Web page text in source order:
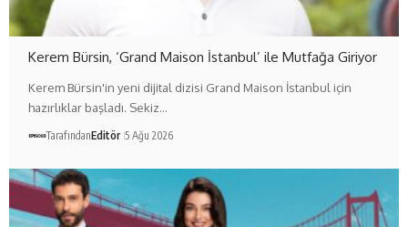
Kerem Bürsin, ‘Grand Maison İstanbul’ ile Mutfağa Giriyor
Kerem Bürsin'in yeni dijital dizisi Grand Maison İstanbul için
hazırlıklar başladı. Sekiz…
TarafındanEditör 5 Ağu 2026